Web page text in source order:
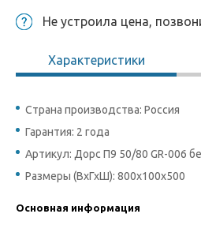
Не устроила цена,
Характеристики
Страна производства: Россия
Гарантия: 2 года
Артикул: Дорс П9 50/80 GR-006
Размеры (ВхГхШ): 800х100х500
Основная информация